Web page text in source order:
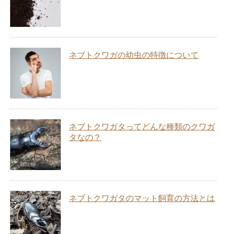
ネブトクワガの幼虫の特徴について
ネブトクワガタってどんな種類のクワガ
タなの？
ネブトクワガタのマット飼育の方法とは